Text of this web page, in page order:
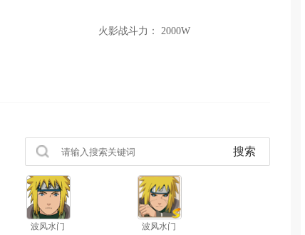
火影战斗力： 2000W
搜索
波风水门
波风水门